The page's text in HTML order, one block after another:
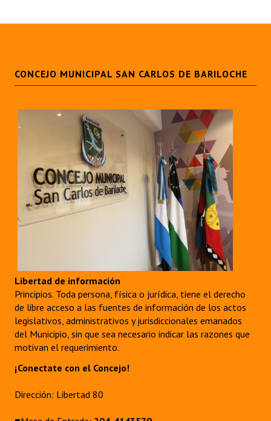
CONCEJO MUNICIPAL SAN CARLOS DE BARILOCHE
Libertad de información
Principios. Toda persona, física o jurídica, tiene el derecho
de libre acceso a las fuentes de información de los actos
legislativos, administrativos y jurisdiccionales emanados
del Municipio, sin que sea necesario indicar las razones que
motivan el requerimiento.
¡Conectate con el Concejo!
Dirección: Libertad 80